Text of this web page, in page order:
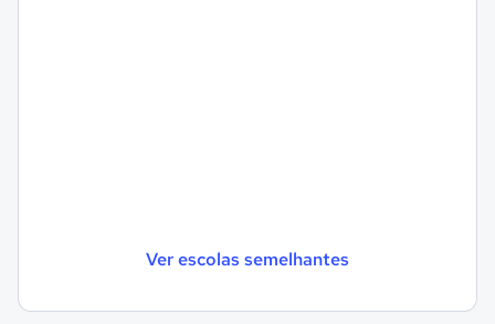
Ver escolas semelhantes